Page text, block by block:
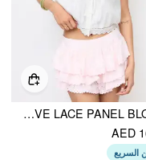
COTTON-BLEND SQUARE NECK PUFF SLEEVE LACE PANEL BLOUSE
AED
السريع